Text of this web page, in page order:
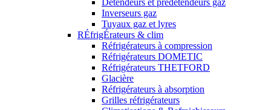
Détendeurs et prédétendeurs gaz
Inverseurs gaz
Tuyaux gaz et lyres
RÉfrigÉrateurs & clim
Réfrigérateurs à compression
Réfrigérateurs DOMETIC
Réfrigérateurs THETFORD
Glacière
Réfrigérateurs à absorption
Grilles réfrigérateurs